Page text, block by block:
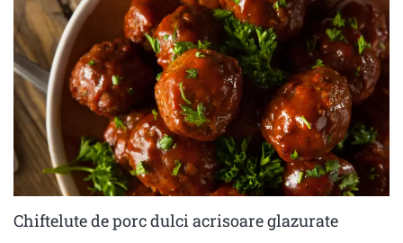
Chiftelute de porc dulci acrisoare glazurate